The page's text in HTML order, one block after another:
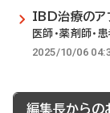
IBD治療のア
医師・薬剤師・
2025/10/06
編集長からの